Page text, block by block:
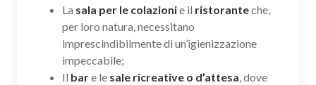
La sala per le colazionie il ristoranteche,
per loro natura, necessitano
imprescindibilmente di un’igienizzazione
impeccabile;
Il bare le sale ricreative o d’attesa, dove